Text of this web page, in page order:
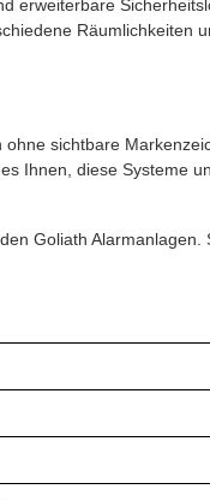
erweiterbare
sichtbare
Ihnen, diese Systeme
Goliath